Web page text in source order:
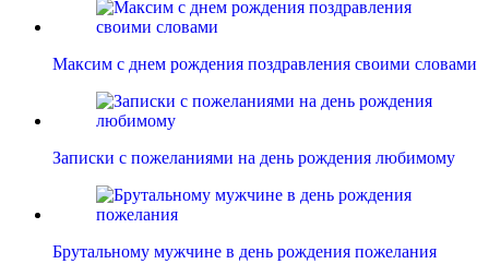
Максим с днем рождения поздравления своими словами
Записки с пожеланиями на день рождения любимому
Брутальному мужчине в день рождения пожелания